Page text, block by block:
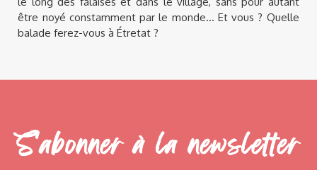
être noyé constamment par le monde... Et vous ? Quelle
balade ferez-vous à Étretat ?
S'abonner à la newsletter